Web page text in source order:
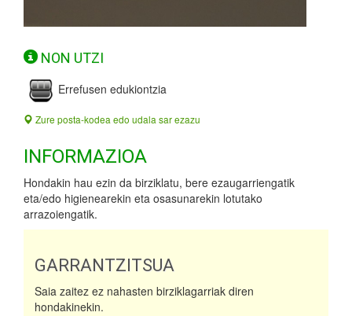
NON UTZI
Errefusen edukiontzia
Zure posta-kodea edo udala sar ezazu
INFORMAZIOA
Hondakin hau ezin da birziklatu, bere ezaugarriengatik
eta/edo higienearekin eta osasunarekin lotutako
arrazoiengatik.
GARRANTZITSUA
Saia zaitez ez nahasten birziklagarriak diren
hondakinekin.